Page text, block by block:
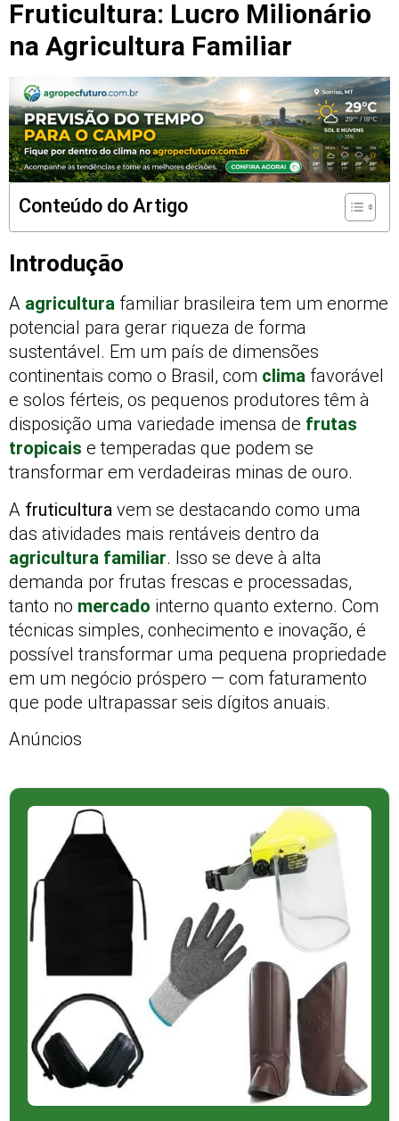
Fruticultura: Lucro Milionário
na Agricultura Familiar
Conteúdo do Artigo
Introdução
A agricultura familiar brasileira tem um enorme
potencial para gerar riqueza de forma
sustentável. Em um país de dimensões
continentais como o Brasil, com clima favorável
e solos férteis, os pequenos produtores têm à
disposição uma variedade imensa de frutas
tropicais e temperadas que podem se
transformar em verdadeiras minas de ouro.
A fruticultura vem se destacando como uma
das atividades mais rentáveis dentro da
agricultura familiar. Isso se deve à alta
demanda por frutas frescas e processadas,
tanto no mercado interno quanto externo. Com
técnicas simples, conhecimento e inovação, é
possível transformar uma pequena propriedade
em um negócio próspero — com faturamento
que pode ultrapassar seis dígitos anuais.
Anúncios